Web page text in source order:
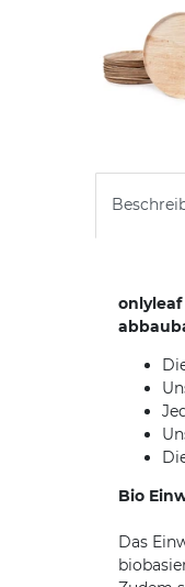
Bio
Das